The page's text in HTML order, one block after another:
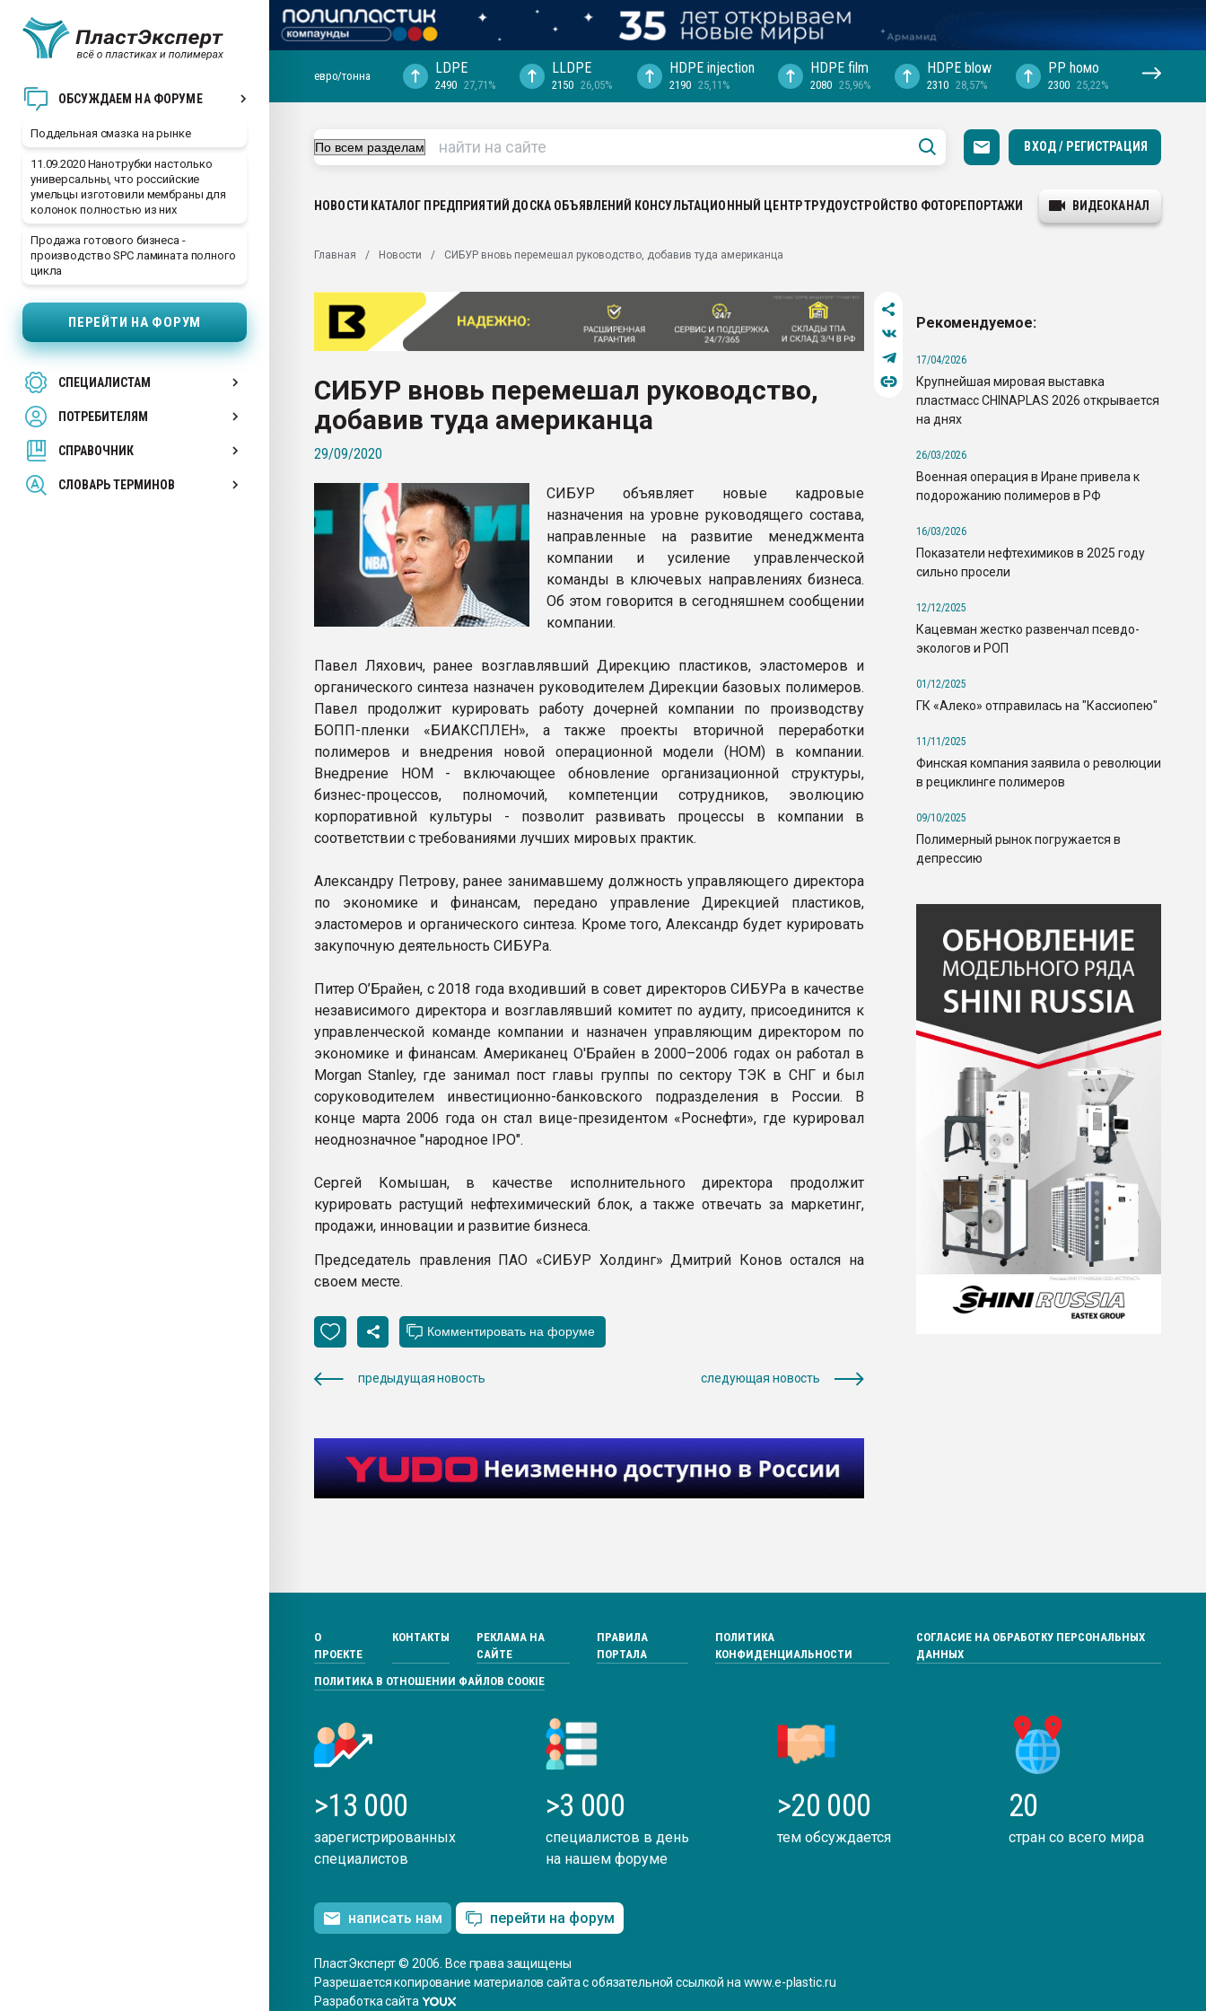
ОБСУЖДАЕМ НА ФОРУМЕ
Поддельная смазка на рынке
11.09.2020 Нанотрубки настолько
универсальны, что российские
умельцы изготовили мембраны для
колонок полностью из них
Продажа готового бизнеса -
производство SPC ламината полного
цикла
ПЕРЕЙТИ НА ФОРУМ
СПЕЦИАЛИСТАМ
ПОТРЕБИТЕЛЯМ
СПРАВОЧНИК
СЛОВАРЬ ТЕРМИНОВ
ближайшее подмосковье, с.-в.
Подмосковье, Москва
первый план в переработке
28.07.2026 "Технониколь" довольна
Всё, что касается выдува ПЭТ
Материал поверхности пуансона для
Продам отходы Композиция
поликарбоната и АБС-пластика
Armaloy PC/ABS-1IM черный цвет
евро/тонна LDPE
2490 27,71%
LLDPE
2150 26,05%
HDPE injection
2190 25,11%
HDPE film
2080 25,96%
HDPE blow
2310 28,57%
PP hомо
2300 25,22%
ВХОД / РЕГИСТРАЦИЯ
НОВОСТИ КАТАЛОГ ПРЕДПРИЯТИЙ ДОСКА ОБЪЯВЛЕНИЙ КОНСУЛЬТАЦИОННЫЙ ЦЕНТРТРУДОУСТРОЙСТВО ФОТОРЕПОРТАЖИ ВИДЕОКАНАЛ
Главная Новости СИБУР вновь перемешал руководство, добавив туда американца
СИБУР вновь перемешал руководство,
добавив туда американца
29/09/2020
СИБУР объявляет новые кадровые
назначения на уровне руководящего состава,
направленные на развитие менеджмента
компании и усиление управленческой
команды в ключевых направлениях бизнеса.
Об этом говорится в сегодняшнем сообщении
компании.
Павел Ляхович, ранее возглавлявший Дирекцию пластиков, эластомеров и
органического синтеза назначен руководителем Дирекции базовых полимеров.
Павел продолжит курировать работу дочерней компании по производству
БОПП-пленки «БИАКСПЛЕН», а также проекты вторичной переработки
полимеров и внедрения новой операционной модели (НОМ) в компании.
Внедрение НОМ - включающее обновление организационной структуры,
бизнес-процессов, полномочий, компетенции сотрудников, эволюцию
корпоративной культуры - позволит развивать процессы в компании в
соответствии с требованиями лучших мировых практик.
Александру Петрову, ранее занимавшему должность управляющего директора
по экономике и финансам, передано управление Дирекцией пластиков,
эластомеров и органического синтеза. Кроме того, Александр будет курировать
закупочную деятельность СИБУРа.
Питер О’Брайен, с 2018 года входивший в совет директоров СИБУРа в качестве
независимого директора и возглавлявший комитет по аудиту, присоединится к
управленческой команде компании и назначен управляющим директором по
экономике и финансам. Американец О'Брайен в 2000–2006 годах он работал в
Morgan Stanley, где занимал пост главы группы по сектору ТЭК в СНГ и был
соруководителем инвестиционно-банковского подразделения в России. В
конце марта 2006 года он стал вице-президентом «Роснефти», где курировал
неоднозначное "народное IPO".
Сергей Комышан, в качестве исполнительного директора продолжит
курировать растущий нефтехимический блок, а также отвечать за маркетинг,
продажи, инновации и развитие бизнеса.
Председатель правления ПАО «СИБУР Холдинг» Дмитрий Конов остался на
своем месте.
предыдущая новость следующая новость
Рекомендуемое:
17/04/2026
Крупнейшая мировая выставка
пластмасс CHINAPLAS 2026 открывается
на днях
26/03/2026
Военная операция в Иране привела к
подорожанию полимеров в РФ
16/03/2026
Показатели нефтехимиков в 2025 году
сильно просели
12/12/2025
Кацевман жестко развенчал псевдо-
экологов и РОП
01/12/2025
ГК «Алеко» отправилась на "Кассиопею"
11/11/2025
Финская компания заявила о революции
в рециклинге полимеров
09/10/2025
Полимерный рынок погружается в
депрессию
О
ПРОЕКТЕ
КОНТАКТЫ
РЕКЛАМА НА
САЙТЕ
ПРАВИЛА
ПОРТАЛА
ПОЛИТИКА
КОНФИДЕНЦИАЛЬНОСТИ
СОГЛАСИЕ НА ОБРАБОТКУ ПЕРСОНАЛЬНЫХ
ДАННЫХ
ПОЛИТИКА В ОТНОШЕНИИ ФАЙЛОВ COOKIE
>13 000
зарегистрированных
специалистов
>3 000
специалистов в день
на нашем форуме
>20 000
тем обсуждается
20
стран со всего мира
написать нам перейти на форум
ПластЭксперт © 2006. Все права защищены
Разрешается копирование материалов сайта с обязательной ссылкой на www.e-plastic.ru
Разработка сайта